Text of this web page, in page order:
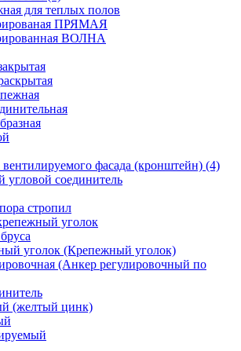
для теплых полов
ПРЯМАЯ
ВОЛНА
фасада (кронштейн) (4)
угловой соединитель
стропил
уголок
уголок (Крепежный уголок)
(Анкер регулировочный по
(желтый цинк)